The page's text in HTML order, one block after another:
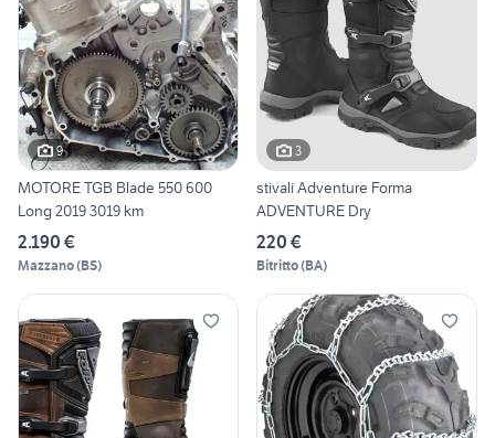
9
MOTORE TGB Blade 550 600
Long 2019 3019 km
2.190 €
Mazzano(BS)
3
stivali Adventure Forma
ADVENTURE Dry
220 €
Bitritto(BA)